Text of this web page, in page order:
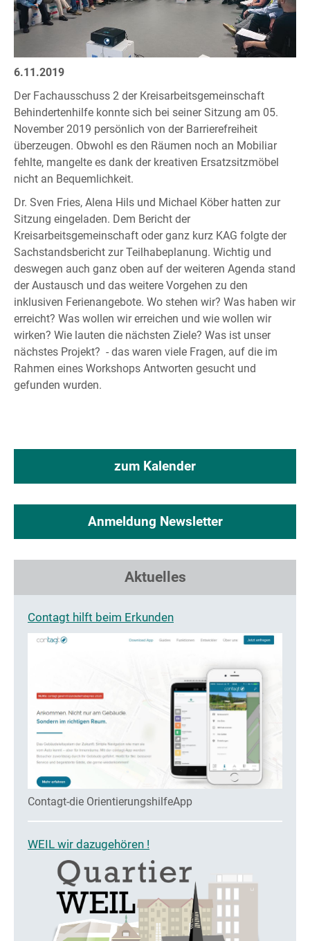
6.11.2019
Der Fachausschuss 2 der Kreisarbeitsgemeinschaft
Behindertenhilfe konnte sich bei seiner Sitzung am 05.
November 2019 persönlich von der Barrierefreiheit
überzeugen. Obwohl es den Räumen noch an Mobiliar
fehlte, mangelte es dank der kreativen Ersatzsitzmöbel
nicht an Bequemlichkeit.
Dr. Sven Fries, Alena Hils und Michael Köber hatten zur
Sitzung eingeladen. Dem Bericht der
Kreisarbeitsgemeinschaft oder ganz kurz KAG folgte der
Sachstandsbericht zur Teilhabeplanung. Wichtig und
deswegen auch ganz oben auf der weiteren Agenda stand
der Austausch und das weitere Vorgehen zu den
inklusiven Ferienangebote. Wo stehen wir? Was haben wir
erreicht? Was wollen wir erreichen und wie wollen wir
wirken? Wie lauten die nächsten Ziele? Was ist unser
nächstes Projekt? - das waren viele Fragen, auf die im
Rahmen eines Workshops Antworten gesucht und
gefunden wurden.
zum Kalender
Anmeldung Newsletter
Aktuelles
Contagt hilft beim Erkunden
Contagt-die OrientierungshilfeApp
WEIL wir dazugehören !